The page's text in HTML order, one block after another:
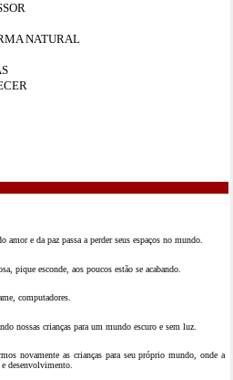
NATURAL
e da paz passa a perder seus espaços no mundo.
pique esconde, aos poucos estão se acabando.
computadores.
nossas crianças para um mundo escuro e sem luz.
novamente as crianças para seu próprio mundo, onde a
desenvolvimento.